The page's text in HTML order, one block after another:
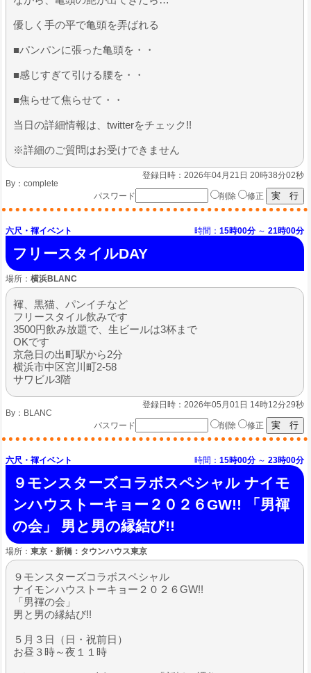
優しく手の平で亀頭を弄ばれる
​■パンパンに張った亀頭を・・
■感じすぎて引ける腰を・・
■焦らせて焦らせて・・
​当日の詳細情報は、twitterをチェック!!
※詳細のご質問はお受けできません
登録日時：2026年04月21日 20時38分02秒
By： complete
パスワード
削除 修正
六尺・褌イベント 時間： 15時00分 ～ 21時00分
フリースタイルDAY
場所： 横浜BLANC
褌、黒猫、パンイチなど
フリースタイル飲みです
3500円飲み放題で、生ビールは3杯まで
OKです
京急日の出町駅から2分
横浜市中区宮川町2-58
サワビル3階
登録日時：2026年05月01日 14時12分29秒
By： BLANC
パスワード
削除 修正
六尺・褌イベント 時間： 15時00分 ～ 23時00分
９モンスターズコラボスペシャル ナイモ
ンハウストーキョー２０２６GW!! 「男褌
の会」 男と男の縁結び!!
場所： 東京・新橋：タウンハウス東京
９モンスターズコラボスペシャル
ナイモンハウストーキョー２０２６GW!!
「男褌の会」
男と男の縁結び!!
５月３日（日・祝前日）
お昼３時～夜１１時